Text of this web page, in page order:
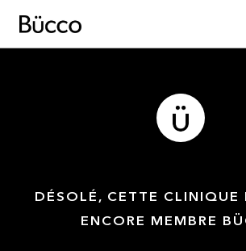
DÉSOLÉ, CETTE CLINIQUE
ENCORE MEMBRE